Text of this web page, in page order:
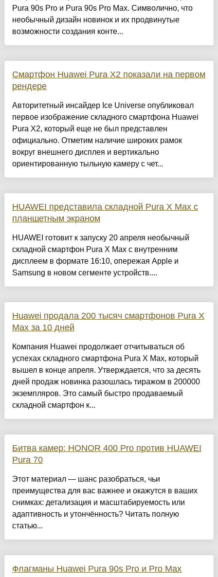
Pura 90s Pro и Pura 90s Pro Max. Символично, что
необычный дизайн новинок и их продвинутые
возможности создания конте...
Смартфон Huawei Pura X2 показали на первом
рендере
Авторитетный инсайдер Ice Universe опубликовал
первое изображение складного смартфона Huawei
Pura X2, который еще не был представлен
официально. Отметим наличие широких рамок
вокруг внешнего дисплея и вертикально
ориентированную тыльную камеру с чет...
HUAWEI представила складной Pura X Max с
планшетным экраном
HUAWEI готовит к запуску 20 апреля необычный
складной смартфон Pura X Max с внутренним
дисплеем в формате 16:10, опережая Apple и
Samsung в новом сегменте устройств....
Huawei продала 200 тысяч смартфонов Pura X
Max за 10 дней
Компания Huawei продолжает отчитываться об
успехах складного смартфона Pura X Max, который
вышел в конце апреля. Утверждается, что за десять
дней продаж новинка разошлась тиражом в 200000
экземпляров. Это самый быстро продаваемый
складной смартфон к...
Битва камер: HONOR 400 Pro против HUAWEI
Pura 70
Этот материал — шанс разобраться, чьи
преимущества для вас важнее и окажутся в ваших
снимках: детализация и масштабируемость или
адаптивность и утончённость? Читать полную
статью...
Флагманы Huawei Pura 90s Pro и Pro Max